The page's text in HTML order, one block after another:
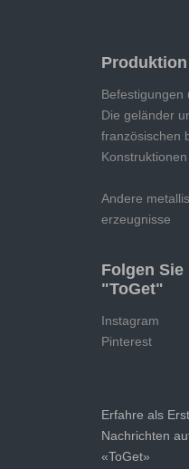
Produktion
Befestigungen
Die geländer
französischen
Konstruktionen
Andere
erzeugnisse
Folgen Sie
"ToGet"
Instagram
Pinterest
Erfahre als
Nachrichten
«ToGet»